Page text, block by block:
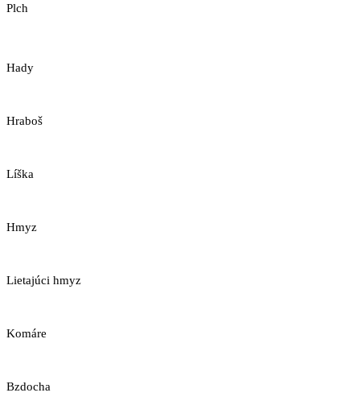
Plch
Hady
Hraboš
Líška
Hmyz
Lietajúci hmyz
Komáre
Bzdocha